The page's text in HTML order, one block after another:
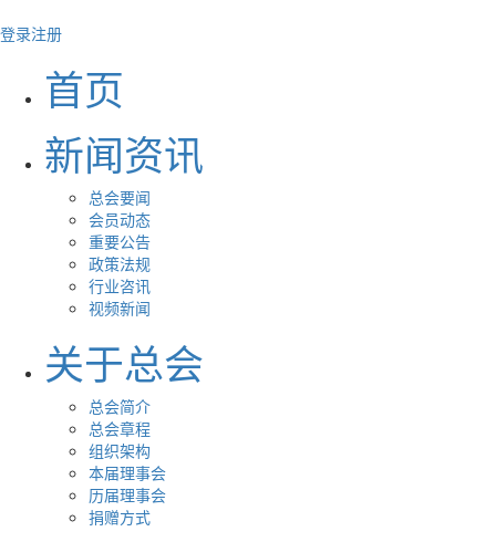
登录注册
首页
新闻资讯
总会要闻
会员动态
重要公告
政策法规
行业咨讯
视频新闻
关于总会
总会简介
总会章程
组织架构
本届理事会
历届理事会
捐赠方式